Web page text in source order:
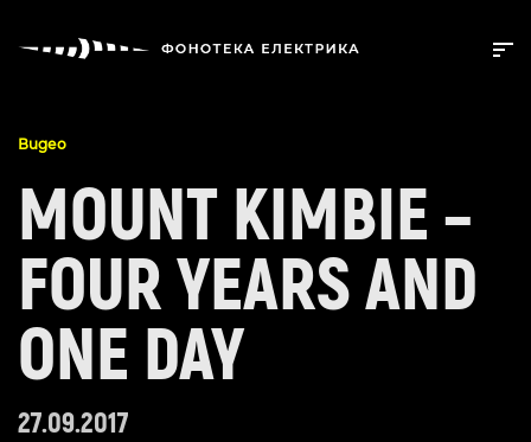
Видео
MOUNT KIMBIE –
FOUR YEARS AND
ONE DAY
27.09.2017